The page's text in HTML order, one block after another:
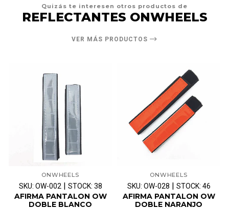
Quizás te interesen otros productos de
REFLECTANTES ONWHEELS
VER MÁS PRODUCTOS
ONWHEELS
SKU: OW-002| STOCK: 38
AFIRMA PANTALON OW
DOBLE BLANCO
ONWHEELS
SKU: OW-028 STOCK: 46
AFIRMA PANTALON OW
DOBLE NARANJO